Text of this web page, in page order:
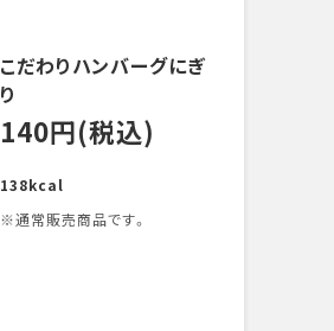
こだわりハンバーグにぎ
り
140円(税込)
138kcal
※通常販売商品です。